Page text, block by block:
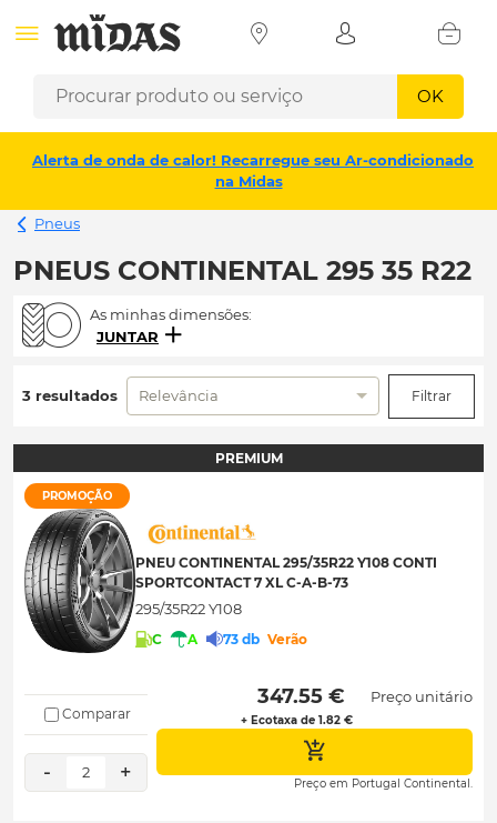
OK
Alerta de onda de calor! Recarregue seu Ar-condicionado
na Midas
Pneus
PNEUS CONTINENTAL 295 35 R22
As minhas dimensões:
JUNTAR
3 resultados Relevância Filtrar
PREMIUM
PROMOÇÃO
PNEU CONTINENTAL 295/35R22 Y108 CONTI
SPORTCONTACT 7 XL C-A-B-73
295/35R22 Y108
C A 73 db Verão
Comparar
- 2 +
347.55 €
+ Ecotaxa de 1.82 €
Preço unitário
Preço em Portugal Continental.